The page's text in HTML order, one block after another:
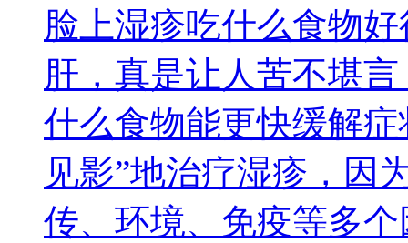
脸上湿疹吃什么食物
肝，真是让人苦不堪
什么食物能更快缓解
见影”地治疗湿疹，因
传、环境、免疫等多